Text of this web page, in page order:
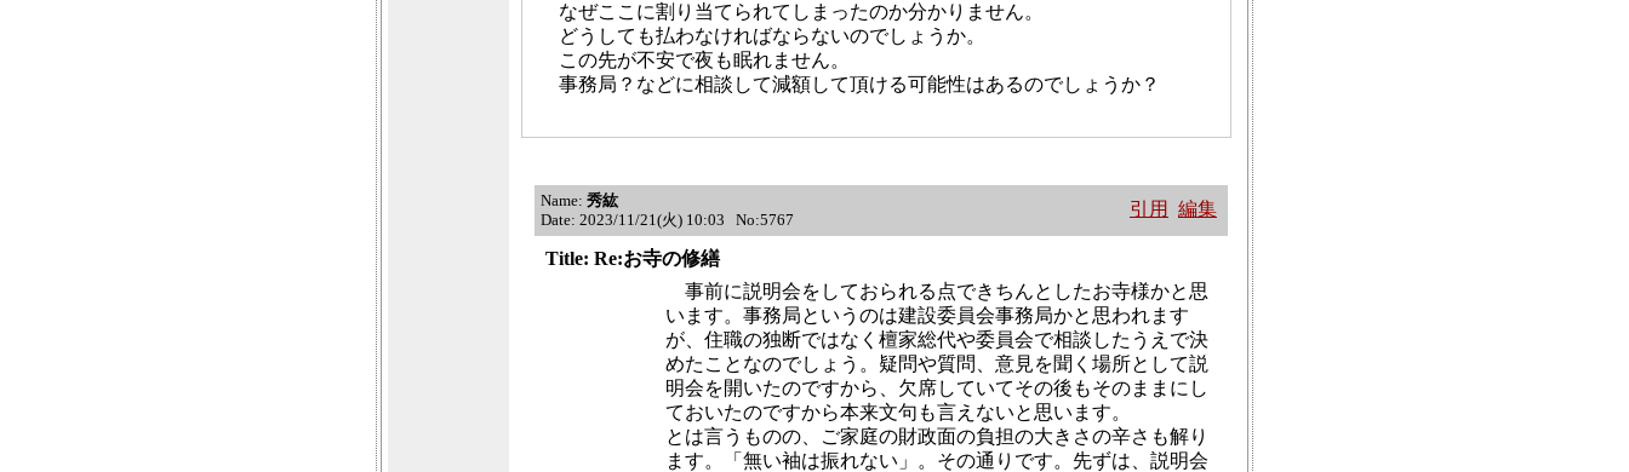
なぜここに割り当てられてしまったのか分かりません。
どうしても払わなければならないのでしょうか。
この先が不安で夜も眠れません。
事務局？などに相談して減額して頂ける可能性はあるのでしょうか？
Name: 秀紘
Date: 2023/11/21(火) 10:03 No:5767
引用 編集
Title: Re:お寺の修繕
事前に説明会をしておられる点できちんとしたお寺様かと思
います。事務局というのは建設委員会事務局かと思われます
が、住職の独断ではなく檀家総代や委員会で相談したうえで決
めたことなのでしょう。疑問や質問、意見を聞く場所として説
明会を開いたのですから、欠席していてその後もそのままにし
ておいたのですから本来文句も言えないと思います。
とは言うものの、ご家庭の財政面の負担の大きさの辛さも解り
ます。「無い袖は振れない」。その通りです。先ずは、説明会